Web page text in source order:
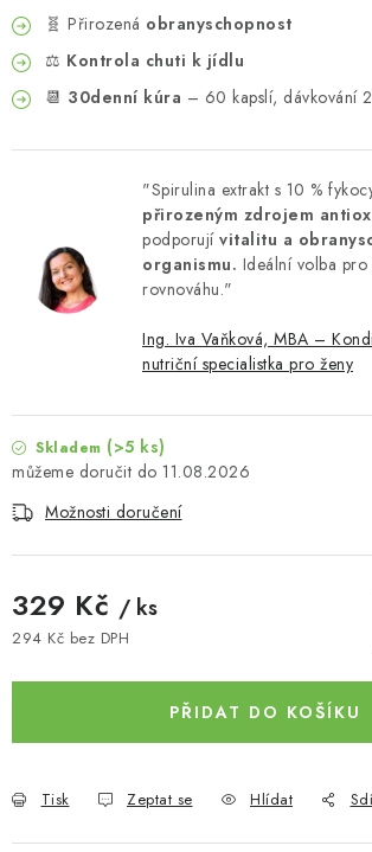
🧬 Přirozená obranyschopnost
⚖️ Kontrola chuti k jídlu
📆 30denní kúra – 60 kapslí, dávkování
"Spirulina extrakt s 10 %
přirozeným zdrojem
podporují vitalitu a
organismu. Ideální volba
rovnováhu."
Ing. Iva Vaňková, MBA –
nutriční specialistka pro ženy
Skladem (>5 ks)
11.08.2026
Možnosti doručení
329 Kč / ks
294 Kč bez DPH
PŘIDAT DO KOŠÍKU
Tisk Zeptat se Hlídat